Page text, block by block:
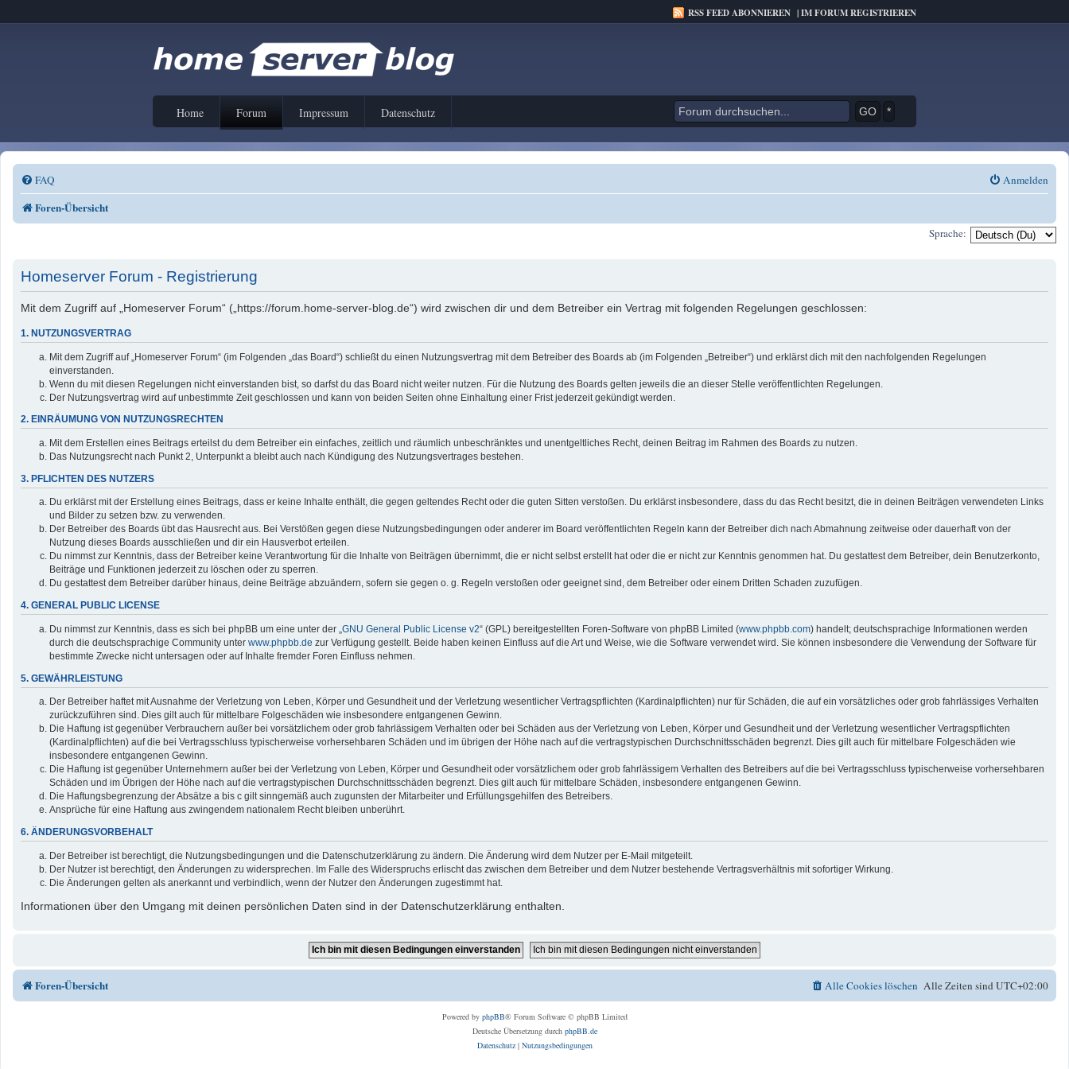
RSS FEED ABONNIEREN |IM FORUM REGISTRIEREN
Home Forum Impressum Datenschutz *
FAQ Anmelden
Foren-Übersicht
Sprache:
Homeserver Forum - Registrierung
Mit dem Zugriff auf „Homeserver Forum“ („https://forum.home-server-blog.de“) wird zwischen dir und dem Betreiber ein Vertrag mit folgenden Regelungen geschlossen:
1. NUTZUNGSVERTRAG
Mit dem Zugriff auf „Homeserver Forum“ (im Folgenden „das Board“) schließt du einen Nutzungsvertrag mit dem Betreiber des Boards ab (im Folgenden „Betreiber“) und erklärst dich mit den nachfolgenden Regelungen
einverstanden.
Wenn du mit diesen Regelungen nicht einverstanden bist, so darfst du das Board nicht weiter nutzen. Für die Nutzung des Boards gelten jeweils die an dieser Stelle veröffentlichten Regelungen.
Der Nutzungsvertrag wird auf unbestimmte Zeit geschlossen und kann von beiden Seiten ohne Einhaltung einer Frist jederzeit gekündigt werden.
2. EINRÄUMUNG VON NUTZUNGSRECHTEN
Mit dem Erstellen eines Beitrags erteilst du dem Betreiber ein einfaches, zeitlich und räumlich unbeschränktes und unentgeltliches Recht, deinen Beitrag im Rahmen des Boards zu nutzen.
Das Nutzungsrecht nach Punkt 2, Unterpunkt a bleibt auch nach Kündigung des Nutzungsvertrages bestehen.
3. PFLICHTEN DES NUTZERS
Du erklärst mit der Erstellung eines Beitrags, dass er keine Inhalte enthält, die gegen geltendes Recht oder die guten Sitten verstoßen. Du erklärst insbesondere, dass du das Recht besitzt, die in deinen Beiträgen verwendeten Links
und Bilder zu setzen bzw. zu verwenden.
Der Betreiber des Boards übt das Hausrecht aus. Bei Verstößen gegen diese Nutzungsbedingungen oder anderer im Board veröffentlichten Regeln kann der Betreiber dich nach Abmahnung zeitweise oder dauerhaft von der
Nutzung dieses Boards ausschließen und dir ein Hausverbot erteilen.
Du nimmst zur Kenntnis, dass der Betreiber keine Verantwortung für die Inhalte von Beiträgen übernimmt, die er nicht selbst erstellt hat oder die er nicht zur Kenntnis genommen hat. Du gestattest dem Betreiber, dein Benutzerkonto,
Beiträge und Funktionen jederzeit zu löschen oder zu sperren.
Du gestattest dem Betreiber darüber hinaus, deine Beiträge abzuändern, sofern sie gegen o. g. Regeln verstoßen oder geeignet sind, dem Betreiber oder einem Dritten Schaden zuzufügen.
4. GENERAL PUBLIC LICENSE
Du nimmst zur Kenntnis, dass es sich bei phpBB um eine unter der „ GNU General Public License v2“ (GPL) bereitgestellten Foren-Software von phpBB Limited (www.phpbb.com) handelt; deutschsprachige Informationen werden
durch die deutschsprachige Community unter www.phpbb.de zur Verfügung gestellt. Beide haben keinen Einfluss auf die Art und Weise, wie die Software verwendet wird. Sie können insbesondere die Verwendung der Software für
bestimmte Zwecke nicht untersagen oder auf Inhalte fremder Foren Einfluss nehmen.
5. GEWÄHRLEISTUNG
Der Betreiber haftet mit Ausnahme der Verletzung von Leben, Körper und Gesundheit und der Verletzung wesentlicher Vertragspflichten (Kardinalpflichten) nur für Schäden, die auf ein vorsätzliches oder grob fahrlässiges Verhalten
zurückzuführen sind. Dies gilt auch für mittelbare Folgeschäden wie insbesondere entgangenen Gewinn.
Die Haftung ist gegenüber Verbrauchern außer bei vorsätzlichem oder grob fahrlässigem Verhalten oder bei Schäden aus der Verletzung von Leben, Körper und Gesundheit und der Verletzung wesentlicher Vertragspflichten
(Kardinalpflichten) auf die bei Vertragsschluss typischerweise vorhersehbaren Schäden und im übrigen der Höhe nach auf die vertragstypischen Durchschnittsschäden begrenzt. Dies gilt auch für mittelbare Folgeschäden wie
insbesondere entgangenen Gewinn.
Die Haftung ist gegenüber Unternehmern außer bei der Verletzung von Leben, Körper und Gesundheit oder vorsätzlichem oder grob fahrlässigem Verhalten des Betreibers auf die bei Vertragsschluss typischerweise vorhersehbaren
Schäden und im Übrigen der Höhe nach auf die vertragstypischen Durchschnittsschäden begrenzt. Dies gilt auch für mittelbare Schäden, insbesondere entgangenen Gewinn.
Die Haftungsbegrenzung der Absätze a bis c gilt sinngemäß auch zugunsten der Mitarbeiter und Erfüllungsgehilfen des Betreibers.
Ansprüche für eine Haftung aus zwingendem nationalem Recht bleiben unberührt.
6. ÄNDERUNGSVORBEHALT
Der Betreiber ist berechtigt, die Nutzungsbedingungen und die Datenschutzerklärung zu ändern. Die Änderung wird dem Nutzer per E-Mail mitgeteilt.
Der Nutzer ist berechtigt, den Änderungen zu widersprechen. Im Falle des Widerspruchs erlischt das zwischen dem Betreiber und dem Nutzer bestehende Vertragsverhältnis mit sofortiger Wirkung.
Die Änderungen gelten als anerkannt und verbindlich, wenn der Nutzer den Änderungen zugestimmt hat.
Informationen über den Umgang mit deinen persönlichen Daten sind in der Datenschutzerklärung enthalten.
Foren-Übersicht Alle Zeiten sindUTC+02:00
Alle Cookies löschen
Powered by phpBB® Forum Software © phpBB Limited
Deutsche Übersetzung durch phpBB.de
Datenschutz| Nutzungsbedingungen